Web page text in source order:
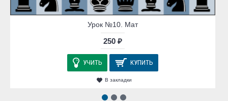
Урок №10. Мат
250 ₽
УЧИТЬ КУПИТЬ
В закладки